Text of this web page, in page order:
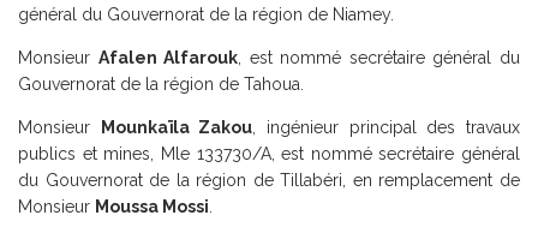
général du Gouvernorat de la région de Niamey.
Monsieur Afalen Alfarouk , est nommé secrétaire général du
Gouvernorat de la région de Tahoua.
Monsieur Mounkaïla Zakou , ingénieur principal des travaux
publics et mines, Mle 133730/A, est nommé secrétaire général
du Gouvernorat de la région de Tillabéri, en remplacement de
Monsieur Moussa Mossi